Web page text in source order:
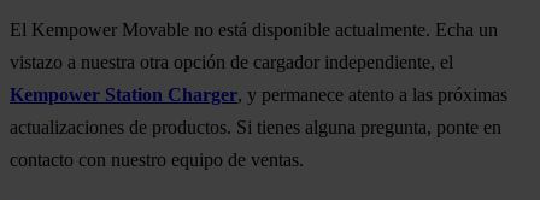
El Kempower Movable no está disponible actualmente. Echa un
vistazo a nuestra otra opción de cargador independiente, el
Kempower Station Charger, y permanece atento a las próximas
actualizaciones de productos. Si tienes alguna pregunta, ponte en
contacto con nuestro equipo de ventas.